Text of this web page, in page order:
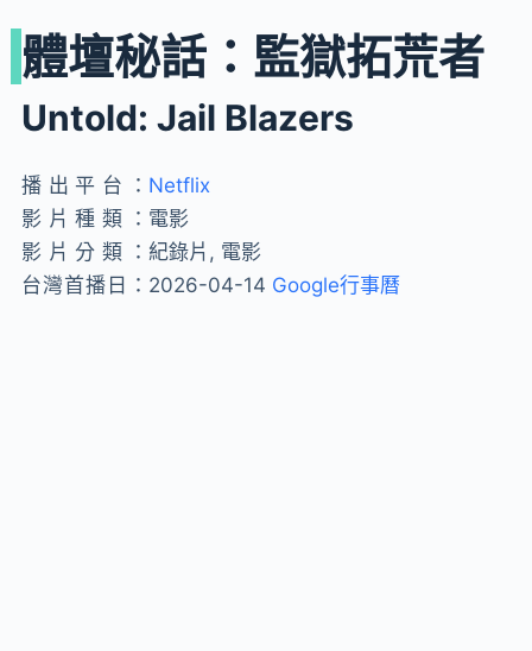
體壇秘話：監獄拓荒者
Untold: Jail Blazers
播出平台： Netflix
影片種類： 電影
影片分類： 紀錄片, 電影
台灣首播日： 2026-04-14 Google行事曆